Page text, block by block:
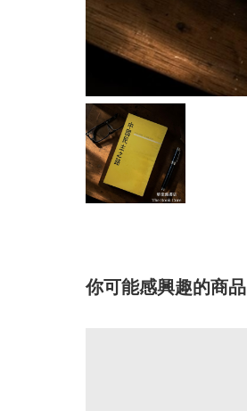
你可能感興趣的商品